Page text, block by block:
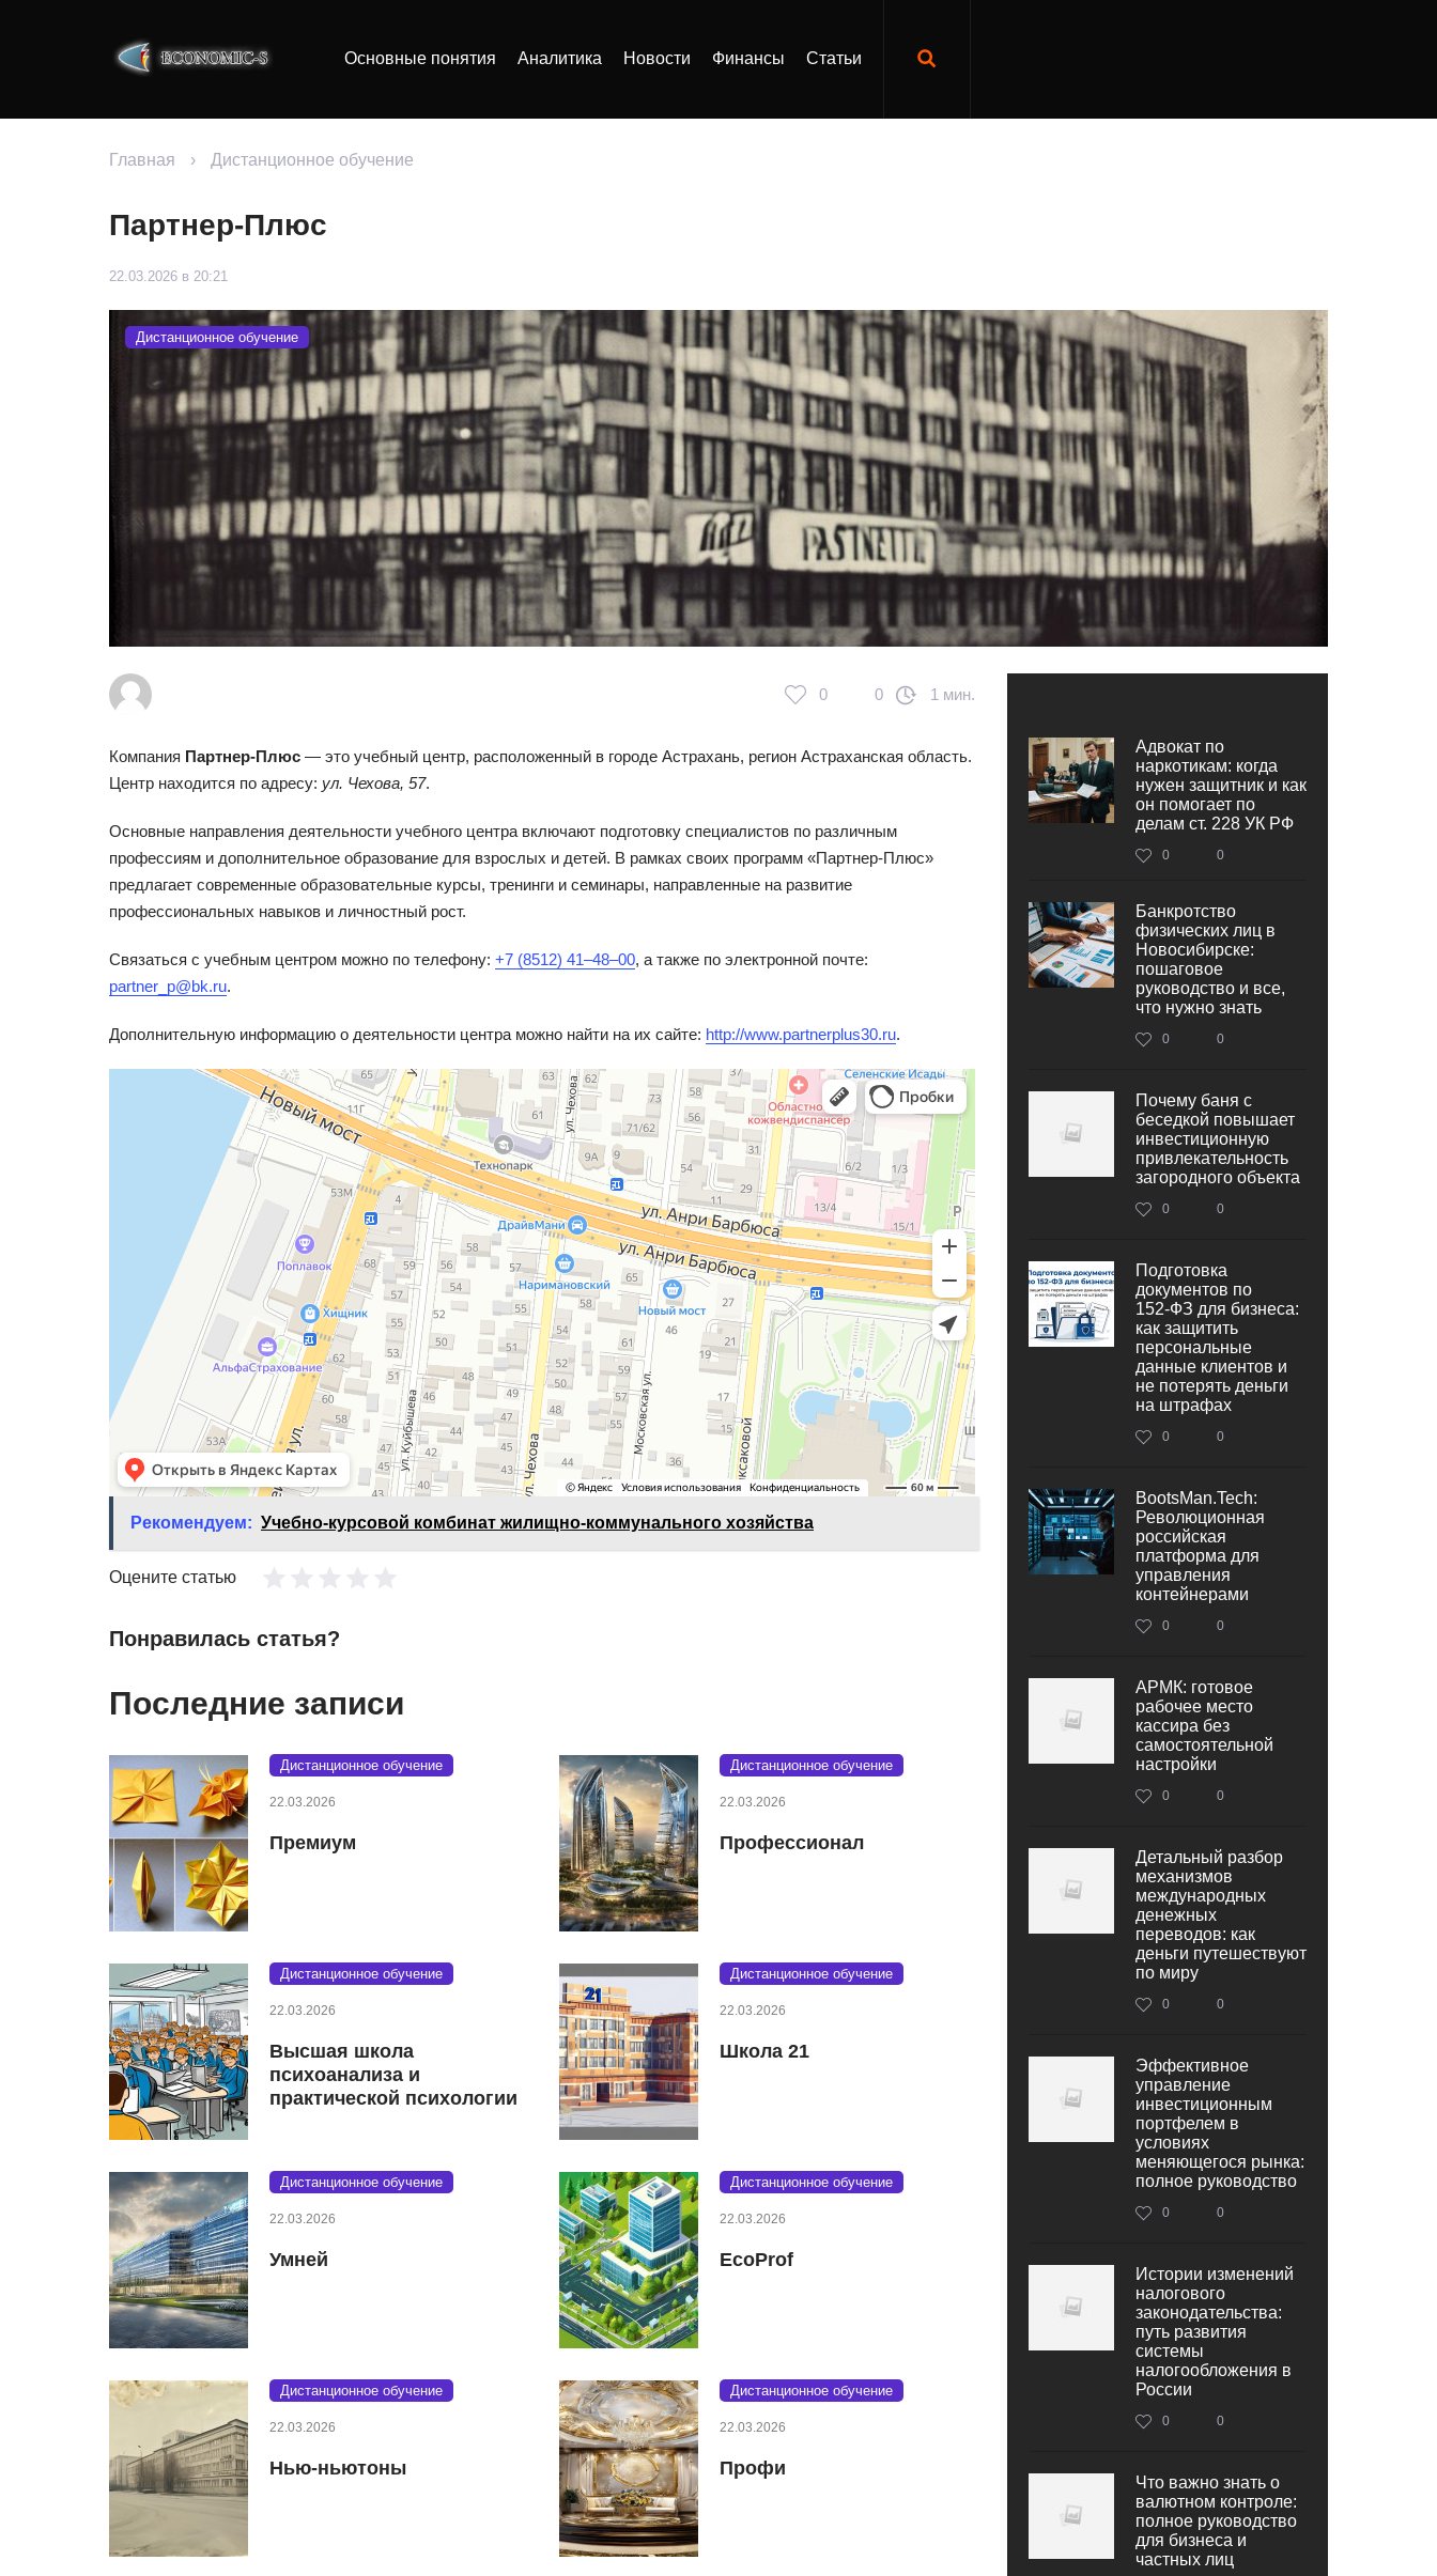
Основные понятия Аналитика Новости Финансы Статьи
Главная › Дистанционное обучение
Партнер-Плюс
22.03.2026 в 20:21
Дистанционное обучение
0 0 1 мин.
Компания Партнер-Плюс — это учебный центр, расположенный в городе Астрахань, регион Астраханская область.
Центр находится по адресу: ул. Чехова, 57.
Основные направления деятельности учебного центра включают подготовку специалистов по различным
профессиям и дополнительное образование для взрослых и детей. В рамках своих программ «Партнер-Плюс»
предлагает современные образовательные курсы, тренинги и семинары, направленные на развитие
профессиональных навыков и личностный рост.
Связаться с учебным центром можно по телефону: +7 (8512) 41‒48‒00, а также по электронной почте:
partner_p@bk.ru.
Дополнительную информацию о деятельности центра можно найти на их сайте: http://www.partnerplus30.ru.
Рекомендуем: Учебно-курсовой комбинат жилищно-коммунального хозяйства
Оцените статью
Понравилась статья?
Последние записи
Дистанционное обучение
22.03.2026
Премиум
Дистанционное обучение
22.03.2026
Профессионал
Дистанционное обучение
22.03.2026
Высшая школа
психоанализа и
практической психологии
Дистанционное обучение
22.03.2026
Школа 21
Дистанционное обучение
22.03.2026
Умней
Дистанционное обучение
22.03.2026
EcoProf
Дистанционное обучение
22.03.2026
Нью-ньютоны
Дистанционное обучение
22.03.2026
Профи
Адвокат по
наркотикам: когда
нужен защитник и как
он помогает по
делам ст. 228 УК РФ
0 0
Банкротство
физических лиц в
Новосибирске:
пошаговое
руководство и все,
что нужно знать
0 0
Почему баня с
беседкой повышает
инвестиционную
привлекательность
загородного объекта
0 0
Подготовка
документов по
152‑ФЗ для бизнеса:
как защитить
персональные
данные клиентов и
не потерять деньги
на штрафах
0 0
BootsMan.Tech:
Революционная
российская
платформа для
управления
контейнерами
0 0
АРМК: готовое
рабочее место
кассира без
самостоятельной
настройки
0 0
Детальный разбор
механизмов
международных
денежных
переводов: как
деньги путешествуют
по миру
0 0
Эффективное
управление
инвестиционным
портфелем в
условиях
меняющегося рынка:
полное руководство
0 0
Истории изменений
налогового
законодательства:
путь развития
системы
налогообложения в
России
0 0
Что важно знать о
валютном контроле:
полное руководство
для бизнеса и
частных лиц